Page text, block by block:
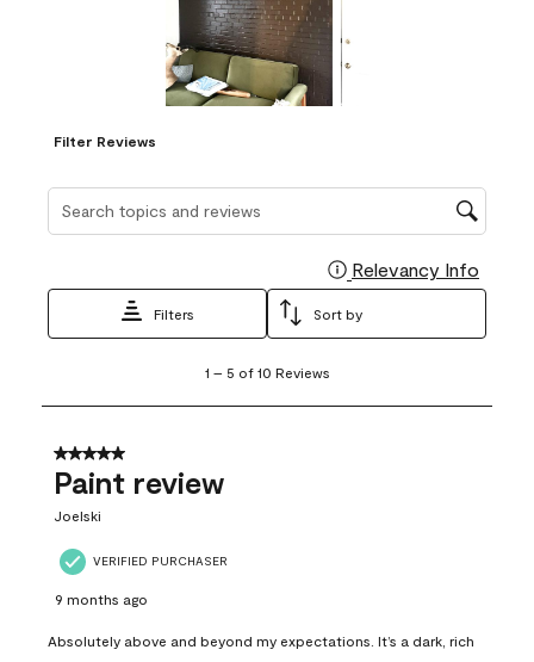
Filter Reviews
Relevancy Info
Filters Sort by
5
10
Reviews
1 – 5 of 10 Reviews
5 out of 5 stars.
Paint review
Joelski
VERIFIED PURCHASER
9 months ago
Absolutely above and beyond my expectations. It’s a dark, rich